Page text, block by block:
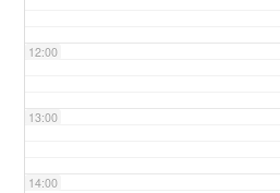
12:00
13:00
14:00